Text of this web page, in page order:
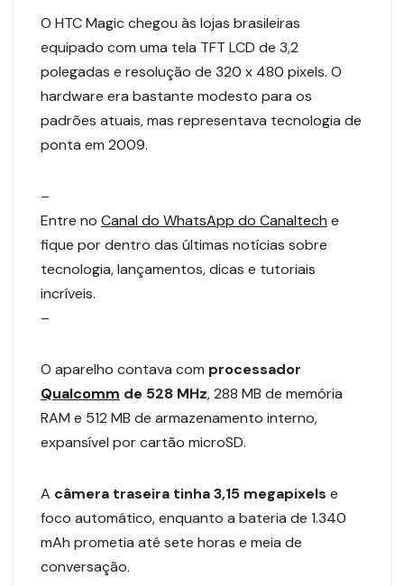
O HTC Magic chegou às lojas brasileiras
equipado com uma tela TFT LCD de 3,2
polegadas e resolução de 320 x 480 pixels. O
hardware era bastante modesto para os
padrões atuais, mas representava tecnologia de
ponta em 2009.
–
Entre no Canal do WhatsApp do Canaltech e
fique por dentro das últimas notícias sobre
tecnologia, lançamentos, dicas e tutoriais
incríveis.
–
O aparelho contava com processador
Qualcomm de 528 MHz, 288 MB de memória
RAM e 512 MB de armazenamento interno,
expansível por cartão microSD.
A câmera traseira tinha 3,15 megapixels e
foco automático, enquanto a bateria de 1.340
mAh prometia até sete horas e meia de
conversação.